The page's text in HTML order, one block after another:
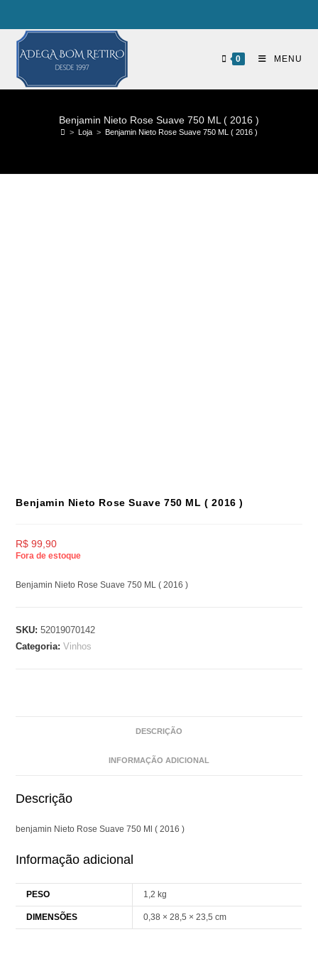
0 MENU
Benjamin Nieto Rose Suave 750 ML ( 2016 )
> Loja > Benjamin Nieto Rose Suave 750 ML ( 2016 )
Benjamin Nieto Rose Suave 750 ML ( 2016 )
R$ 99,90
Fora de estoque
Benjamin Nieto Rose Suave 750 ML ( 2016 )
SKU:52019070142
Categoria:Vinhos
DESCRIÇÃO
INFORMAÇÃO ADICIONAL
Descrição
benjamin Nieto Rose Suave 750 Ml ( 2016 )
Informação adicional
PESO 1,2 kg
DIMENSÕES 0,38 × 28,5 × 23,5 cm